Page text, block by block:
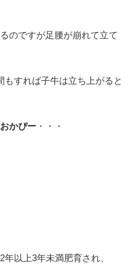
のですが足腰が崩れて立て
もすれば子牛は立ち上がると
おかぴー ・・・
以上3年未満肥育され、